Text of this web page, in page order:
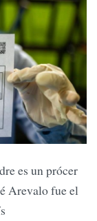
es un prócer
Arevalo fue el